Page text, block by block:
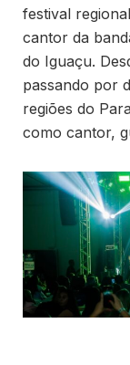
festival
cantor da
do Iguaçu.
passando por
regiões do
como cantor,